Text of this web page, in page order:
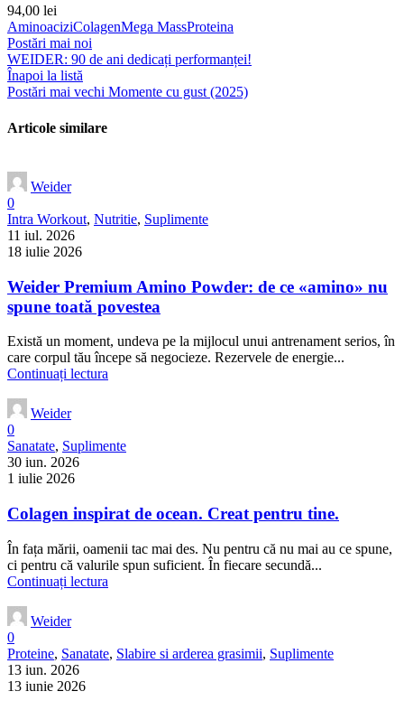
94,00 lei
AminoaciziColagenMega MassProteina
Postări mai noi
WEIDER: 90 de ani dedicați performanței!
Înapoi la listă
Postări mai vechi Momente cu gust (2025)
Articole similare
Weider
0
Intra Workout, Nutritie, Suplimente
11 iul. 2026
18 iulie 2026
Weider Premium Amino Powder: de ce «amino» nu
spune toată povestea
Există un moment, undeva pe la mijlocul unui antrenament serios, în
care corpul tău începe să negocieze. Rezervele de energie...
Continuați lectura
Weider
0
Sanatate, Suplimente
30 iun. 2026
1 iulie 2026
Colagen inspirat de ocean. Creat pentru tine.
În fața mării, oamenii tac mai des. Nu pentru că nu mai au ce spune,
ci pentru că valurile spun suficient. În fiecare secundă...
Continuați lectura
Weider
0
Proteine, Sanatate, Slabire si arderea grasimii, Suplimente
13 iun. 2026
13 iunie 2026